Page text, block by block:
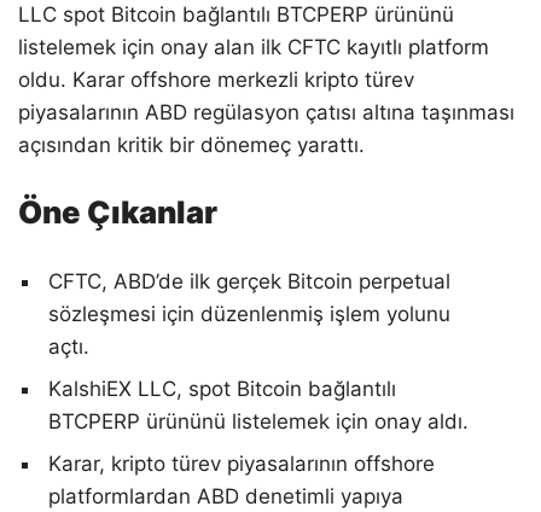
LLC spot Bitcoin bağlantılı BTCPERP ürününü
listelemek için onay alan ilk CFTC kayıtlı platform
oldu. Karar offshore merkezli kripto türev
piyasalarının ABD regülasyon çatısı altına taşınması
açısından kritik bir dönemeç yarattı.
Öne Çıkanlar
CFTC, ABD’de ilk gerçek Bitcoin perpetual
sözleşmesi için düzenlenmiş işlem yolunu
açtı.
KalshiEX LLC, spot Bitcoin bağlantılı
BTCPERP ürününü listelemek için onay aldı.
Karar, kripto türev piyasalarının offshore
platformlardan ABD denetimli yapıya